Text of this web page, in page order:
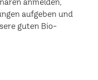
anmelden,
aufgeben und
guten Bio-